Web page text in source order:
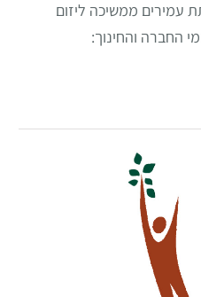
עמירים ממשיכה ליזום
החברה והחינוך: